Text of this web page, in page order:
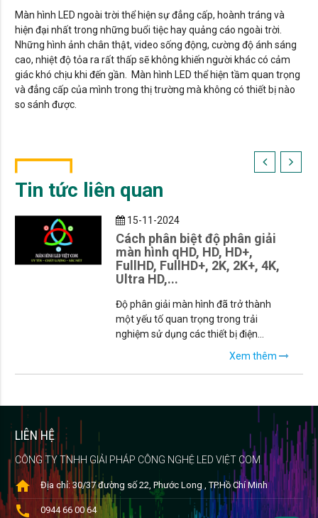
Màn hình LED ngoài trời thể hiện sự đẳng cấp, hoành tráng và
hiện đại nhất trong những buổi tiệc hay quảng cáo ngoài trời.
Những hình ảnh chân thật, video sống động, cường độ ánh sáng
cao, nhiệt độ tỏa ra rất thấp sẽ không khiến người khác có cảm
giác khó chịu khi đến gần. Màn hình LED thể hiện tầm quan trọng
và đẳng cấp của mình trong thị trường mà không có thiết bị nào
so sánh được.
Tin tức liên quan
15-11-2024
Cách phân biệt độ phân giải
màn hình qHD, HD, HD+,
FullHD, FullHD+, 2K, 2K+, 4K,
Ultra HD,...
Độ phân giải màn hình đã trở thành
một yếu tố quan trọng trong trải
nghiệm sử dụng các thiết bị điện...
Xem thêm
LIÊN HỆ
CÔNG TY TNHH GIẢI PHÁP CÔNG NGHỆ LED VIỆT COM
home Địa chỉ: 30/37 đường số 22, Phước Long , TP.Hồ Chí Minh
call 0944 66 00 64